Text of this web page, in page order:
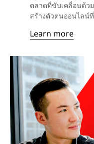
ตลาดที่ขับเคลื่อนด้ว
สร้างตัวตนออนไลน์
Learn more